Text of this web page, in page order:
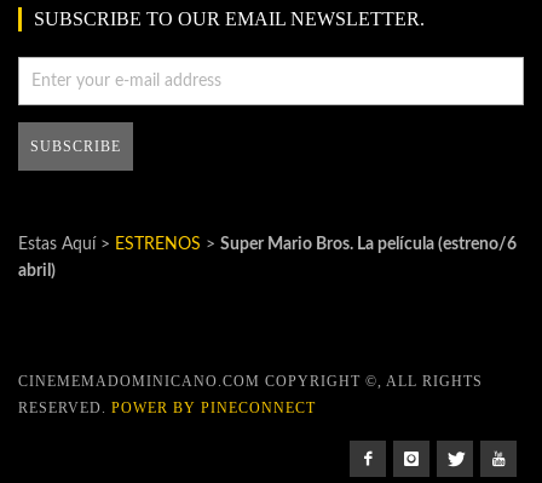
SUBSCRIBE TO OUR EMAIL NEWSLETTER.
Estas Aquí > ESTRENOS > Super Mario Bros. La película (estreno/6
abril)
CINEMEMADOMINICANO.COM COPYRIGHT ©, ALL RIGHTS
RESERVED. POWER BY PINECONNECT